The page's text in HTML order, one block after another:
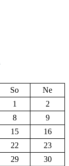
So
Ne
1
2
8
9
15
16
22
23
29
30